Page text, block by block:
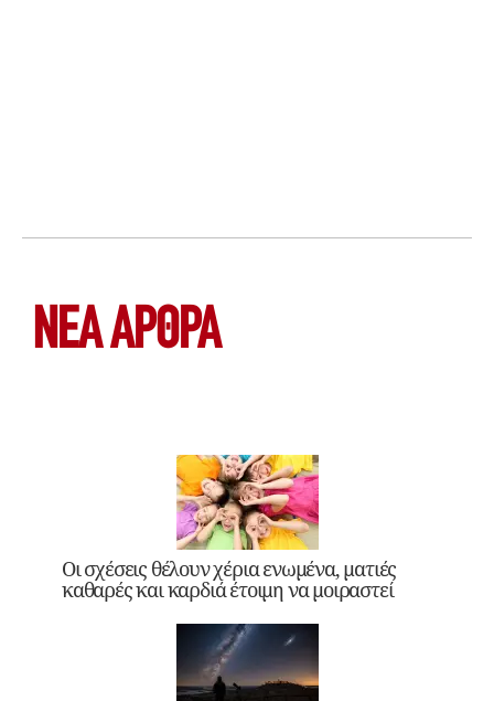
ΝΕΑ ΆΡΘΡΑ
Οι σχέσεις θέλουν χέρια ενωμένα, ματιές
καθαρές και καρδιά έτοιμη να μοιραστεί